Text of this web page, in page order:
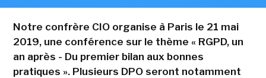
Notre confrère CIO organise à Paris le 21 mai
2019, une conférence sur le thème « RGPD, un
an après - Du premier bilan aux bonnes
pratiques ». Plusieurs DPO seront notamment